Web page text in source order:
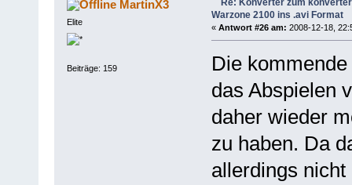
MartinX3
Elite
Beiträge: 159
Re: Konverter zum
Warzone 2100 ins .avi Format
« Antwort #26 am: 2008-12-18,
Die
das Abspielen
daher wieder
zu haben. Da
allerdings